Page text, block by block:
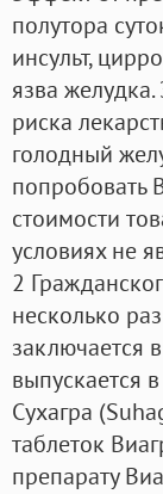
полутора
инсульт,
язва
риска
голодный
попробовать
стоимости
условиях не
2
несколько
заключается
выпускается
Сухагра
таблеток
препарату